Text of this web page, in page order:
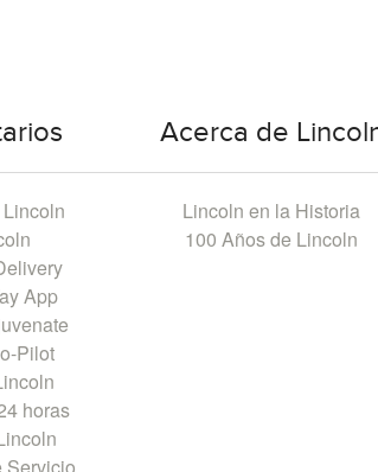
App
Pilot
horas
Servicio
Acerca de
Lincoln en la Historia
100 Años de Lincoln